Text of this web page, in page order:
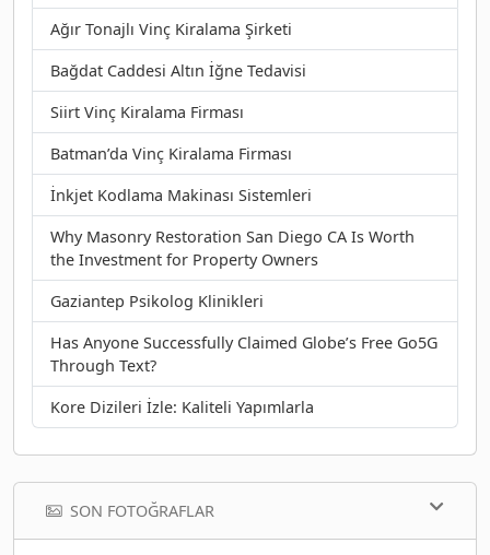
Ağır Tonajlı Vinç Kiralama Şirketi
Bağdat Caddesi Altın İğne Tedavisi
Siirt Vinç Kiralama Firması
Batman’da Vinç Kiralama Firması
İnkjet Kodlama Makinası Sistemleri
Why Masonry Restoration San Diego CA Is Worth
the Investment for Property Owners
Gaziantep Psikolog Klinikleri
Has Anyone Successfully Claimed Globe’s Free Go5G
Through Text?
Kore Dizileri İzle: Kaliteli Yapımlarla
SON FOTOĞRAFLAR